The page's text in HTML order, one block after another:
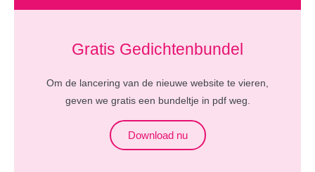
Gratis Gedichtenbundel
Om de lancering van de nieuwe website te vieren,
geven we gratis een bundeltje in pdf weg.
Download nu